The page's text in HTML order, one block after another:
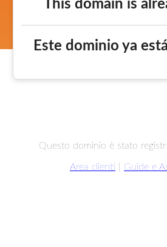
This domain is
Este dominio ya
Questo dominio è stato
Area clienti Guide e